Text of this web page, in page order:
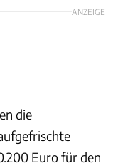
ANZEIGE
die
Euro für den